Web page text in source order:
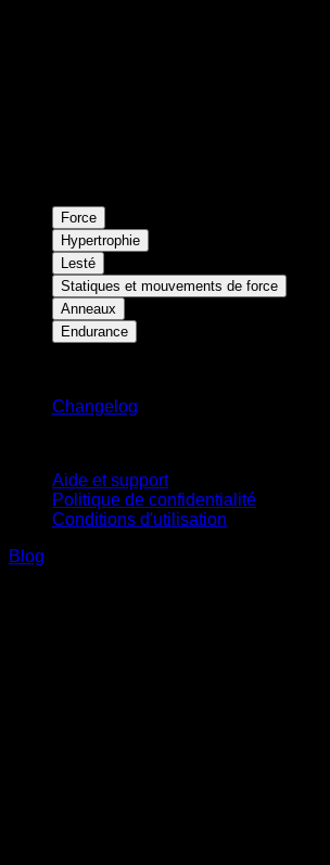
Force
Hypertrophie
Lesté
Statiques et mouvements de force
Anneaux
Endurance
Changelog
Aide et support
Politique de confidentialité
Conditions d'utilisation
Blog